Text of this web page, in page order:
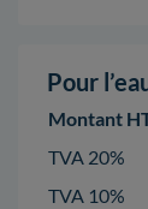
Pour
Montant
TVA 20%
TVA 10%